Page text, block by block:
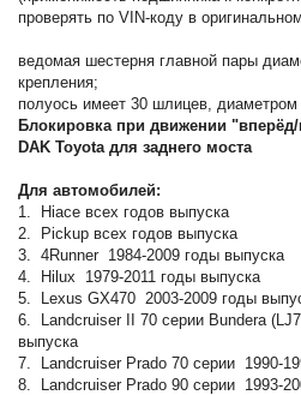
проверять по VIN-коду в
ведомая шестерня главной пары
крепления;
полуось имеет 30 шлицев, диаметром
Блокировка при движении
DAK Toyota для заднего моста
Для автомобилей:
1. Hiace всех годов выпуска
2. Pickup всех годов выпуска
3. 4Runner 1984-2009 годы выпуска
4. Hilux 1979-2011 годы выпуска
5. Lexus GX470 2003-2009 годы
6. Landcruiser II 70 серии Bundera
выпуска
7. Landcruiser Prado 70 серии 1990-
8. Landcruiser Prado 90 серии 1993-